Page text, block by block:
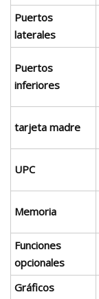
Puertos
laterales
Puertos
inferiores
tarjeta madre
UPC
Memoria
Funciones
opcionales
Gráficos